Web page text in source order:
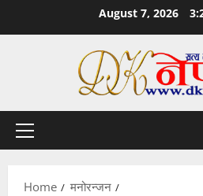
August 7, 2026
Primary
Home
मनोरन्जन